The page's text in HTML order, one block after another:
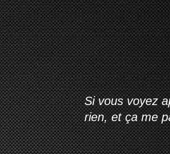
Si vous voyez
rien, et ça me